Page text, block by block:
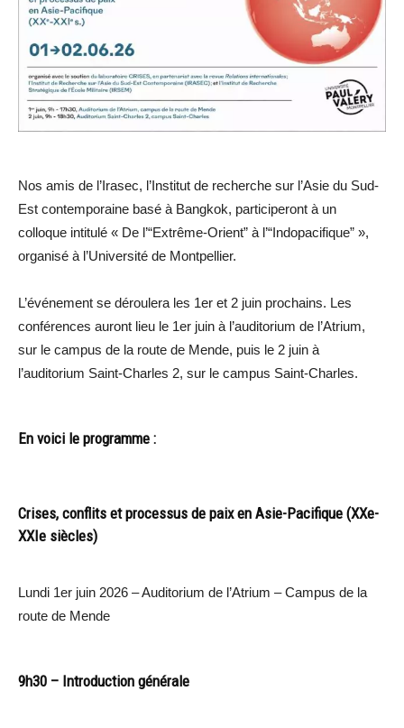
Nos amis de l’Irasec, l’Institut de recherche sur l’Asie du Sud-
Est contemporaine basé à Bangkok, participeront à un
colloque intitulé « De l’“Extrême-Orient” à l’“Indopacifique” »,
organisé à l’Université de Montpellier.
L’événement se déroulera les 1er et 2 juin prochains. Les
conférences auront lieu le 1er juin à l’auditorium de l’Atrium,
sur le campus de la route de Mende, puis le 2 juin à
l’auditorium Saint-Charles 2, sur le campus Saint-Charles.
En voici le programme :
Crises, conflits et processus de paix en Asie-Pacifique (XXe-
XXIe siècles)
Lundi 1er juin 2026 – Auditorium de l’Atrium – Campus de la
route de Mende
9h30 – Introduction générale